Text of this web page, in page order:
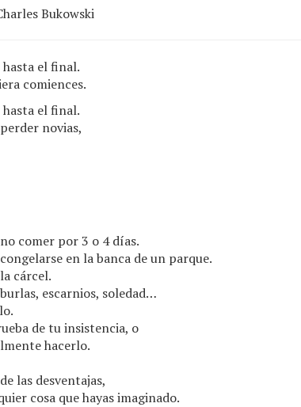
Bukowski
el final.
comiences.
el final.
novias,
comer por 3 o 4 días.
en la banca de un parque.
cárcel.
escarnios, soledad…
de tu insistencia, o
hacerlo.
las desventajas,
cosa que hayas imaginado.